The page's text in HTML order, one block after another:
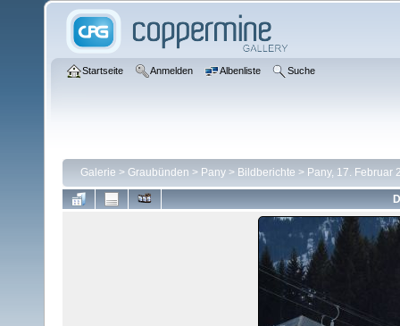
Startseite Anmelden Albenliste Suche
Galerie > Graubünden > Pany > Bildberichte > Pany, 17. Februar